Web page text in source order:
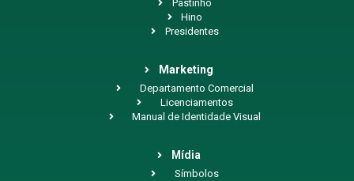
Pastinho
Hino
Presidentes
Marketing
Departamento Comercial
Licenciamentos
Manual de Identidade Visual
Mídia
Símbolos